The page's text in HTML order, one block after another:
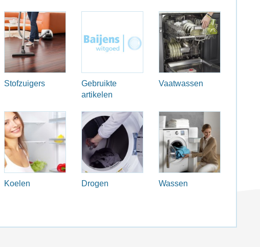
Stofzuigers
Gebruikte
artikelen
Vaatwassen
Koelen Drogen Wassen